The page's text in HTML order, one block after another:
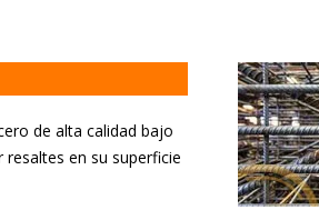
de alta calidad bajo
resaltes en su superficie